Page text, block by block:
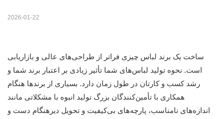
2026-01-22
ساخت یک برند لباس چیزی فراتر از طراحی‌های عالی و بازاریابی
است. نحوه تولید لباس‌های شما تأثیر زیادی بر اعتبار برند شما و
رشد کسب و کارتان در طول زمان دارد. بسیاری از برندها هنگام
همکاری با تأمین‌کنندگان بزرگ تولید انبوه با مشکلاتی مانند
اندازه‌های نامناسب، پارچه‌های بی‌کیفیت و تحویل دیرهنگام دست و